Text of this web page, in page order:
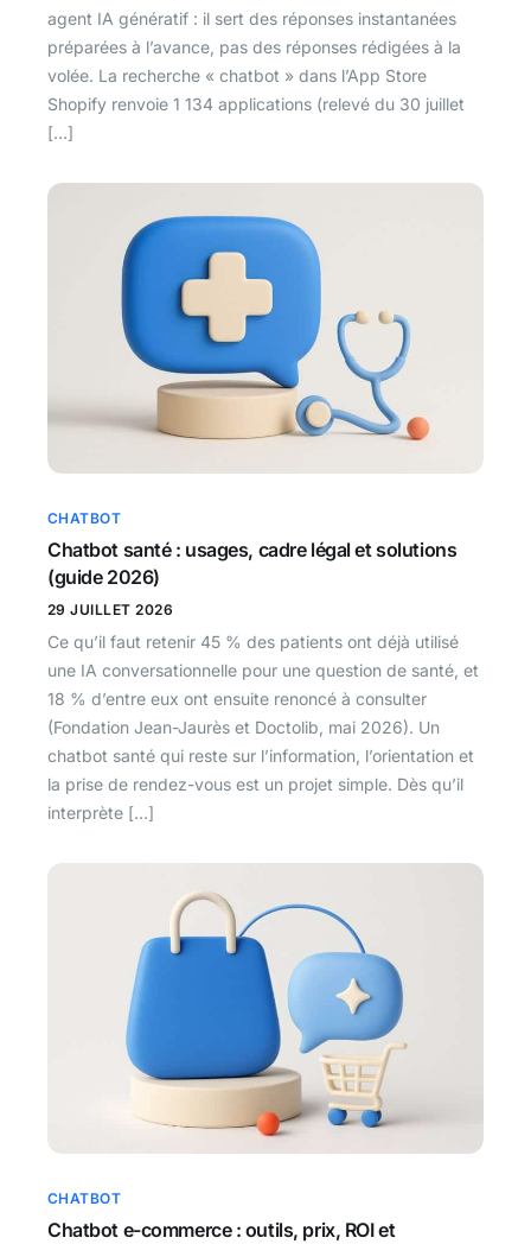
agent IA génératif : il sert des réponses instantanées
préparées à l’avance, pas des réponses rédigées à la
volée. La recherche « chatbot » dans l’App Store
Shopify renvoie 1 134 applications (relevé du 30 juillet
[…]
CHATBOT
Chatbot santé : usages, cadre légal et solutions
(guide 2026)
29 JUILLET 2026
Ce qu’il faut retenir 45 % des patients ont déjà utilisé
une IA conversationnelle pour une question de santé, et
18 % d’entre eux ont ensuite renoncé à consulter
(Fondation Jean-Jaurès et Doctolib, mai 2026). Un
chatbot santé qui reste sur l’information, l’orientation et
la prise de rendez-vous est un projet simple. Dès qu’il
interprète […]
CHATBOT
Chatbot e-commerce : outils, prix, ROI et